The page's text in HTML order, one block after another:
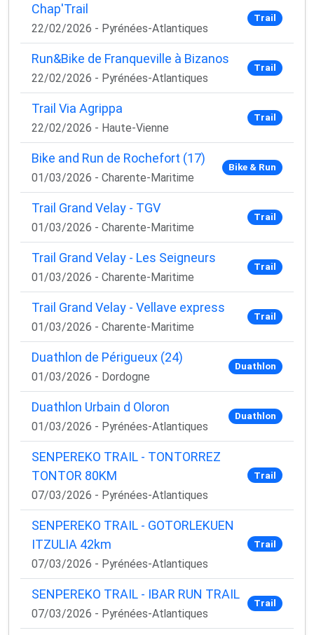
Chap'Trail
22/02/2026 - Pyrénées-Atlantiques
Trail
Run&Bike de Franqueville à Bizanos
22/02/2026 - Pyrénées-Atlantiques
Trail
Trail Via Agrippa
22/02/2026 - Haute-Vienne
Trail
Bike and Run de Rochefort (17)
01/03/2026 - Charente-Maritime
Bike & Run
Trail Grand Velay - TGV
01/03/2026 - Charente-Maritime
Trail
Trail Grand Velay - Les Seigneurs
01/03/2026 - Charente-Maritime
Trail
Trail Grand Velay - Vellave express
01/03/2026 - Charente-Maritime
Trail
Duathlon de Périgueux (24)
01/03/2026 - Dordogne
Duathlon
Duathlon Urbain d Oloron
01/03/2026 - Pyrénées-Atlantiques
Duathlon
SENPEREKO TRAIL - TONTORREZ
TONTOR 80KM
07/03/2026 - Pyrénées-Atlantiques
Trail
SENPEREKO TRAIL - GOTORLEKUEN
ITZULIA 42km
07/03/2026 - Pyrénées-Atlantiques
Trail
SENPEREKO TRAIL - IBAR RUN TRAIL
07/03/2026 - Pyrénées-Atlantiques
Trail